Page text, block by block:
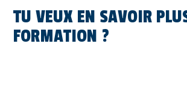
TU VEUX EN SAVOIR
FORMATION ?